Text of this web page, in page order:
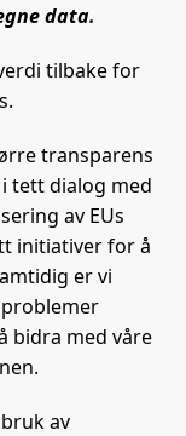
data.
tilbake for
transparens
tett dialog med
av EUs
initiativer for å
er vi
bidra med våre
av